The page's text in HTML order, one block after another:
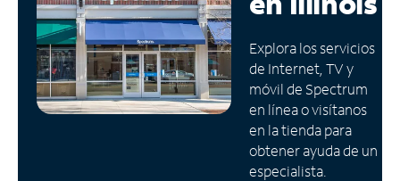
Administrar
cuenta
Encuentra
una
tienda
Explora los servicios
de Internet, TV y
móvil de Spectrum
en línea o visítanos
en la tienda para
obtener ayuda de un
especialista.